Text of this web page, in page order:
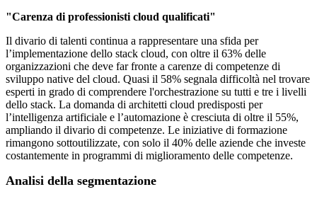
"Carenza di professionisti cloud qualificati"
Il divario di talenti continua a rappresentare una sfida per
l’implementazione dello stack cloud, con oltre il 63% delle
organizzazioni che deve far fronte a carenze di competenze di
sviluppo native del cloud. Quasi il 58% segnala difficoltà nel trovare
esperti in grado di comprendere l'orchestrazione su tutti e tre i livelli
dello stack. La domanda di architetti cloud predisposti per
l’intelligenza artificiale e l’automazione è cresciuta di oltre il 55%,
ampliando il divario di competenze. Le iniziative di formazione
rimangono sottoutilizzate, con solo il 40% delle aziende che investe
costantemente in programmi di miglioramento delle competenze.
Analisi della segmentazione